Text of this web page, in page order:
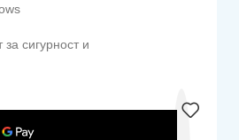
сигурност и